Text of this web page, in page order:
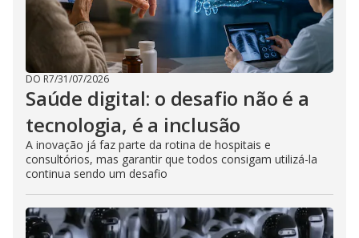
DO R7/31/07/2026
Saúde digital: o desafio não é a
tecnologia, é a inclusão
A inovação já faz parte da rotina de hospitais e
consultórios, mas garantir que todos consigam utilizá-la
continua sendo um desafio